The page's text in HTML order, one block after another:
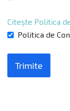
Citește Politica
Politica de
Trimite